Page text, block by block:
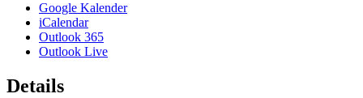
Google Kalender
iCalendar
Outlook 365
Outlook Live
Details